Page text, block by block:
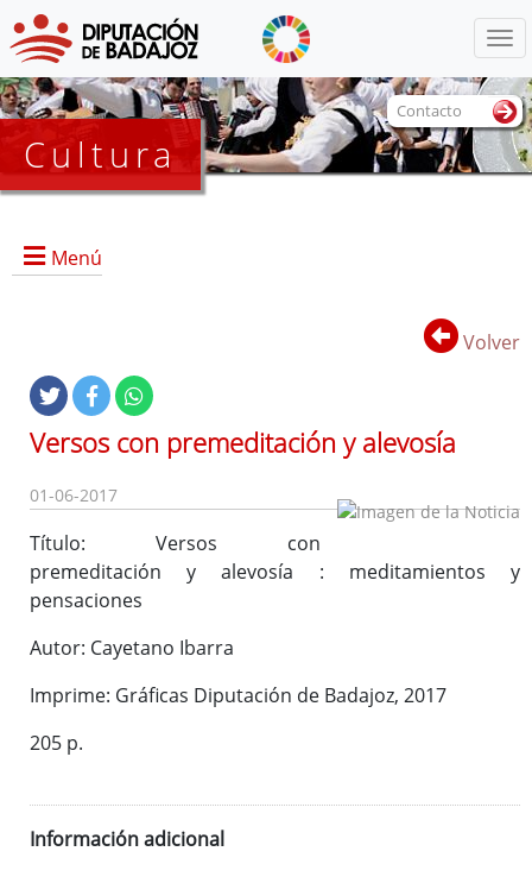
Cultura
Menú
Portada
Información General
Objetivos
Colecciones
Publicaciones del CEEX
Enlaces de interés
Donaciones
Catálogo del Centro de Estudios Extremeños
Seudónimos de autores extremeños
Revista de Estudios Extremeños
Volver
Versos con premeditación y alevosía
01-06-2017
Título: Versos con
premeditación y alevosía : meditamientos y
pensaciones
Autor: Cayetano Ibarra
Imprime: Gráficas Diputación de Badajoz, 2017
205 p.
Información adicional
Contacto